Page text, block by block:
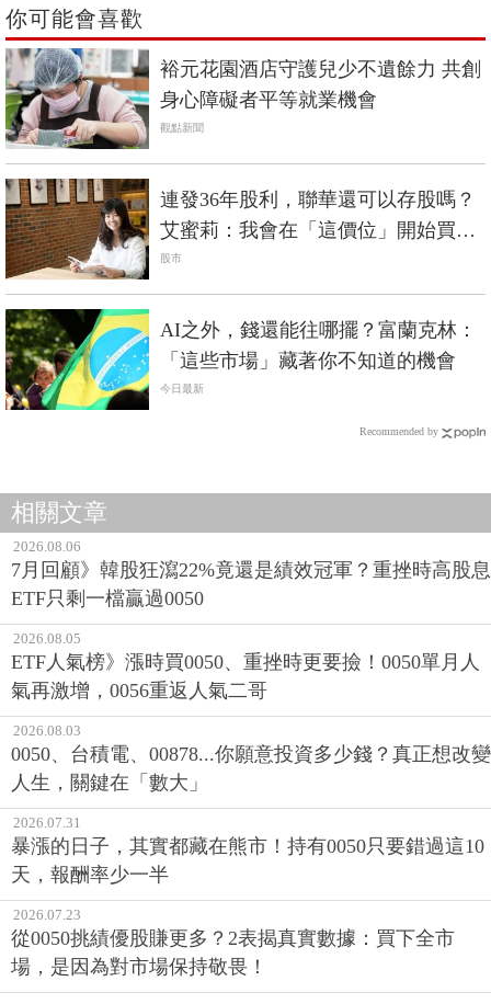
你可能會喜歡
裕元花園酒店守護兒少不遺餘力 共創
身心障礙者平等就業機會
觀點新聞
連發36年股利，聯華還可以存股嗎？
艾蜜莉：我會在「這價位」開始買
進...
股市
AI之外，錢還能往哪擺？富蘭克林：
「這些市場」藏著你不知道的機會
今日最新
Recommended by
相關文章
2026.08.06
7月回顧》韓股狂瀉22%竟還是績效冠軍？重挫時高股息
ETF只剩一檔贏過0050
2026.08.05
ETF人氣榜》漲時買0050、重挫時更要撿！0050單月人
氣再激增，0056重返人氣二哥
2026.08.03
0050、台積電、00878...你願意投資多少錢？真正想改變
人生，關鍵在「數大」
2026.07.31
暴漲的日子，其實都藏在熊市！持有0050只要錯過這10
天，報酬率少一半
2026.07.23
從0050挑績優股賺更多？2表揭真實數據：買下全市
場，是因為對市場保持敬畏！